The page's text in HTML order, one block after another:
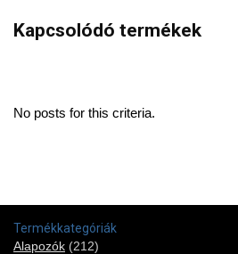
Kapcsolódó termékek
No posts for this criteria.
Termékkategóriák
Alapozók (212)